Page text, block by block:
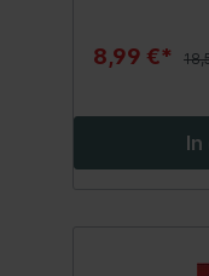
8,99 €*
In